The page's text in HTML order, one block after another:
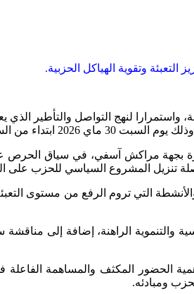
وتقوية الهياكل الحزبية.
واستمرارا لنهج التواصل والتأطير
رقم 2 بحي “نزالت لعظم”.
بجهة مراكش آسفي، في سياق
تنزيل المشروع السياسي للحزب على
التي تروم الرفع من مستوى التعبئة
الراهنة، إضافة إلى مناقشة
الحضور المكثف والمساهمة
ومبادئه.